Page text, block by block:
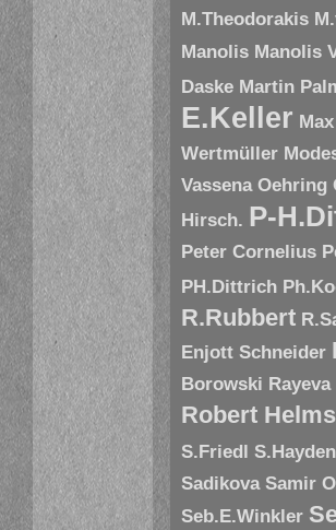
M.Theodorakis
Manolis Manolis
Daske Martin
E.Keller
Wertmüller
Vassena Oehring
Hirsch. P-
Peter Cornelius
PH.Dittrich
R.Rubbert
Enjott Schneider
Borowski Rayeva
Robert
S.Friedl
S.Hayden
Sadikova Samir
Seb.E.Winkler